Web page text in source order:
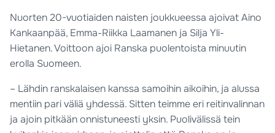
Nuorten 20-vuotiaiden naisten joukkueessa ajoivat Aino
Kankaanpää, Emma-Riikka Laamanen ja Silja Yli-
Hietanen. Voittoon ajoi Ranska puolentoista minuutin
erolla Suomeen.
– Lähdin ranskalaisen kanssa samoihin aikoihin, ja alussa
mentiin pari väliä yhdessä. Sitten teimme eri reitinvalinnan
ja ajoin pitkään onnistuneesti yksin. Puolivälissä tein